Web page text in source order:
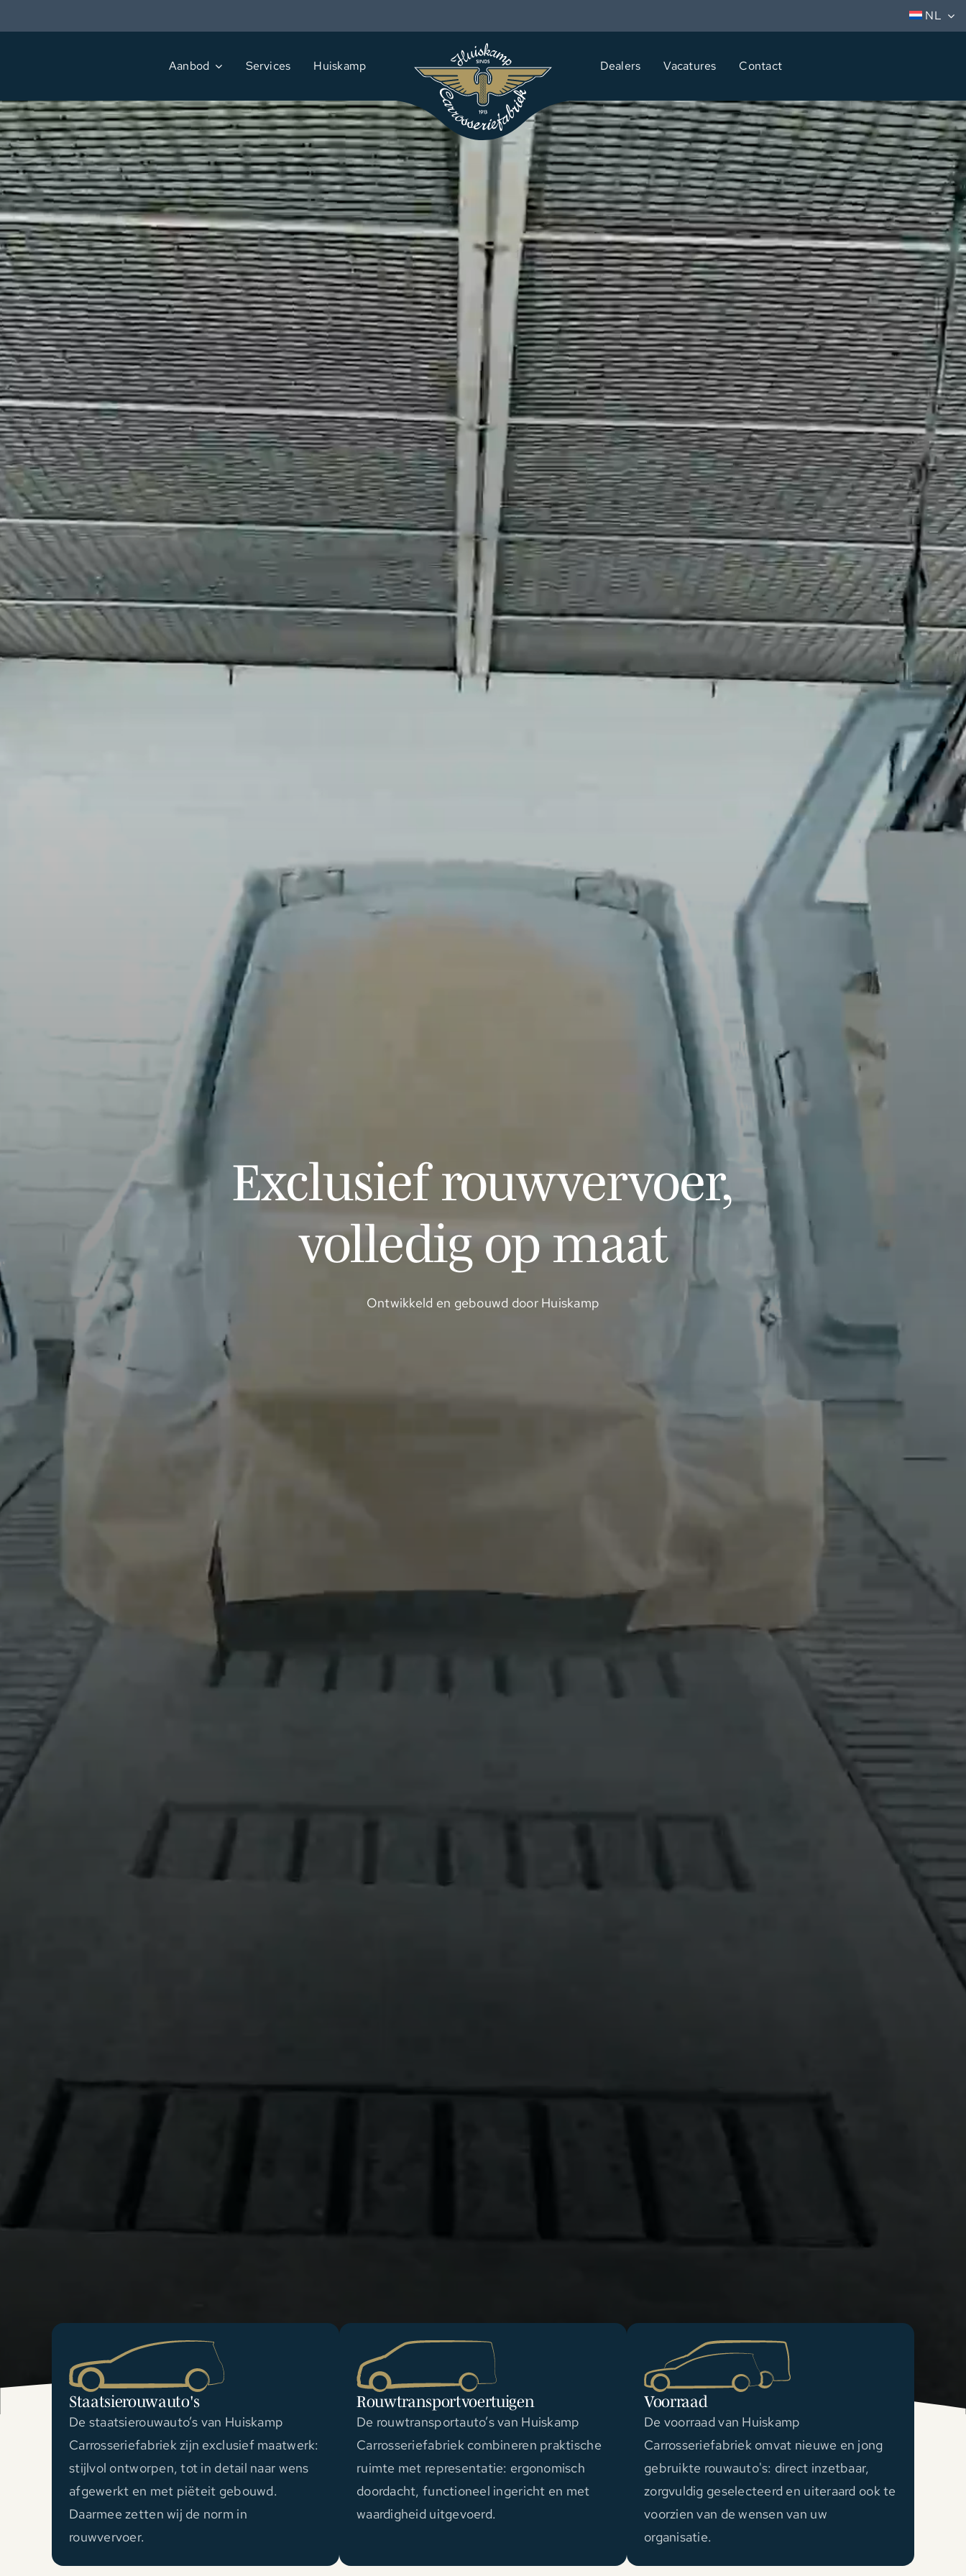
naar
NL
Aanbod Services Huiskamp Dealers Vacatures Contact
Exclusief rouwvervoer,
volledig op maat
Ontwikkeld en gebouwd door Huiskamp
Staatsierouwauto's
De staatsierouwauto’s van Huiskamp
Carrosseriefabriek zijn exclusief maatwerk:
stijlvol ontworpen, tot in detail naar wens
afgewerkt en met piëteit gebouwd.
Daarmee zetten wij de norm in
rouwvervoer.
Rouwtransportvoertuigen
De rouwtransportauto’s van Huiskamp
Carrosseriefabriek combineren praktische
ruimte met representatie: ergonomisch
doordacht, functioneel ingericht en met
waardigheid uitgevoerd.
Voorraad
De voorraad van Huiskamp
Carrosseriefabriek omvat nieuwe en jong
gebruikte rouwauto's: direct inzetbaar,
zorgvuldig geselecteerd en uiteraard ook te
voorzien van de wensen van uw
organisatie.